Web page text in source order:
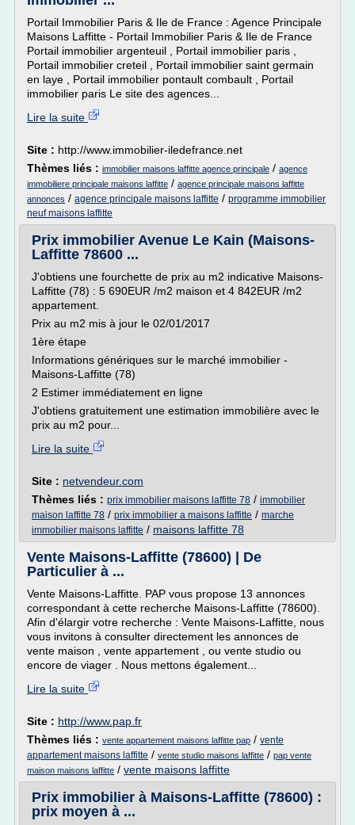
Portail Immobilier Paris & Ile de France : Agence Principale
Maisons Laffitte - Portail Immobilier Paris & Ile de France
Portail immobilier argenteuil , Portail immobilier paris ,
Portail immobilier creteil , Portail immobilier saint germain
en laye , Portail immobilier pontault combault , Portail
immobilier paris Le site des agences...
Lire la suite
Site : http://www.immobilier-iledefrance.net
Thèmes liés : immobilier maisons laffitte agence principale / agence
immobiliere principale maisons laffitte / agence principale maisons laffitte
annonces / agence principale maisons laffitte / programme immobilier
neuf maisons laffitte
Prix immobilier Avenue Le Kain (Maisons-
Laffitte 78600 ...
J'obtiens une fourchette de prix au m2 indicative Maisons-
Laffitte (78) : 5 690EUR /m2 maison et 4 842EUR /m2
appartement.
Prix au m2 mis à jour le 02/01/2017
1ère étape
Informations génériques sur le marché immobilier -
Maisons-Laffitte (78)
2 Estimer immédiatement en ligne
J'obtiens gratuitement une estimation immobilière avec le
prix au m2 pour...
Lire la suite
Site : netvendeur.com
Thèmes liés : prix immobilier maisons laffitte 78 / immobilier
maison laffitte 78 / prix immobilier a maisons laffitte / marche
immobilier maisons laffitte / maisons laffitte 78
Vente Maisons-Laffitte (78600) | De
Particulier à ...
Vente Maisons-Laffitte. PAP vous propose 13 annonces
correspondant à cette recherche Maisons-Laffitte (78600).
Afin d'élargir votre recherche : Vente Maisons-Laffitte, nous
vous invitons à consulter directement les annonces de
vente maison , vente appartement , ou vente studio ou
encore de viager . Nous mettons également...
Lire la suite
Site : http://www.pap.fr
Thèmes liés : vente appartement maisons laffitte pap / vente
appartement maisons laffitte / vente studio maisons laffitte / pap vente
maison maisons laffitte / vente maisons laffitte
Prix immobilier à Maisons-Laffitte (78600) :
prix moyen à ...